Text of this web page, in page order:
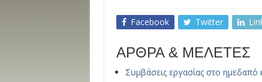
Facebook Twitter
ΑΡΘΡΑ & ΜΕΛΕΤΕΣ
Συμβάσεις εργασίας στο ημεδαπό